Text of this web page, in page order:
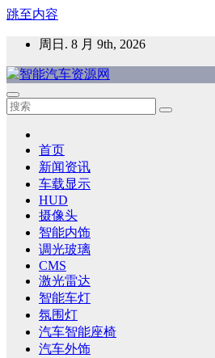
跳至内容
周日. 8 月 9th, 2026
智能汽车资源网
智能表面，智能内饰，新能源汽车
首页
新闻资讯
车载显示
HUD
摄像头
智能内饰
调光玻璃
CMS
激光雷达
智能车灯
氛围灯
汽车智能座椅
汽车外饰